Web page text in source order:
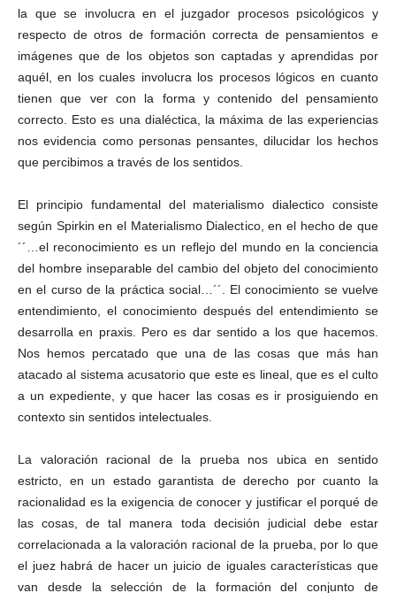
la que se involucra en el juzgador procesos psicológicos y
respecto de otros de formación correcta de pensamientos e
imágenes que de los objetos son captadas y aprendidas por
aquél, en los cuales involucra los procesos lógicos en cuanto
tienen que ver con la forma y contenido del pensamiento
correcto. Esto es una dialéctica, la máxima de las experiencias
nos evidencia como personas pensantes, dilucidar los hechos
que percibimos a través de los sentidos.
El principio fundamental del materialismo dialectico consiste
según Spirkin en el Materialismo Dialectico, en el hecho de que
´´…el reconocimiento es un reflejo del mundo en la conciencia
del hombre inseparable del cambio del objeto del conocimiento
en el curso de la práctica social…´´. El conocimiento se vuelve
entendimiento, el conocimiento después del entendimiento se
desarrolla en praxis. Pero es dar sentido a los que hacemos.
Nos hemos percatado que una de las cosas que más han
atacado al sistema acusatorio que este es lineal, que es el culto
a un expediente, y que hacer las cosas es ir prosiguiendo en
contexto sin sentidos intelectuales.
La valoración racional de la prueba nos ubica en sentido
estricto, en un estado garantista de derecho por cuanto la
racionalidad es la exigencia de conocer y justificar el porqué de
las cosas, de tal manera toda decisión judicial debe estar
correlacionada a la valoración racional de la prueba, por lo que
el juez habrá de hacer un juicio de iguales características que
van desde la selección de la formación del conjunto de